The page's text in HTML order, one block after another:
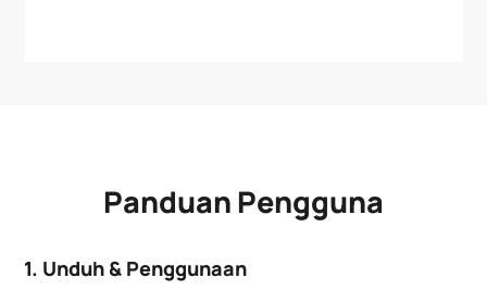
Panduan Pengguna
1. Unduh & Penggunaan